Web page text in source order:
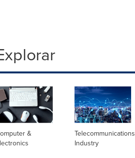
&
Telecommunications
Industry